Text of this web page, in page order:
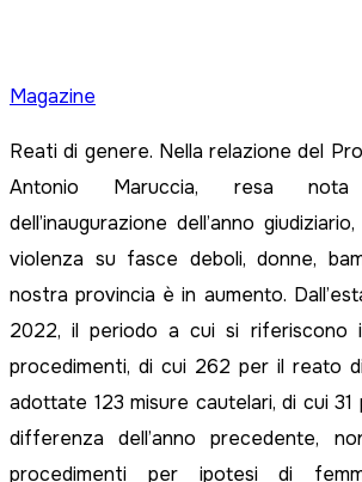
Magazine
Reati di genere. Nella relazione del
Antonio Maruccia, resa
dell’inaugurazione dell’anno
violenza su fasce deboli, donne,
nostra provincia è in aumento.
2022, il periodo a cui si
procedimenti, di cui 262 per il reato
adottate 123 misure cautelari, di cui 31
differenza dell’anno precedente,
procedimenti per ipotesi di